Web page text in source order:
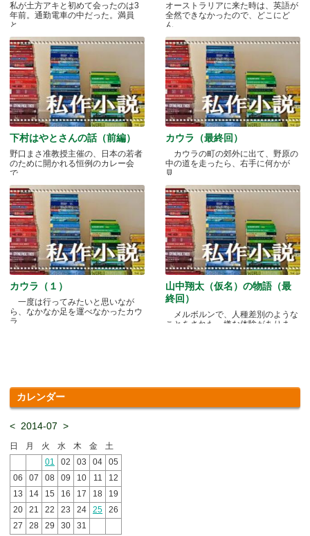
私が土方アキと初めて会ったのは3
年前。通勤電車の中だった。満員
と.....
オーストラリアに来た時は、英語が
全然できなかったので、どこにど
ん.....
下村はやとさんの話（前編）
野口まさ准教授主催の、日本の若者
のために開かれる恒例のカレー会
で.....
カウラ（最終回）
カウラの町の郊外に出て、野原の
中の道を走ったら、右手に何かが
見.....
カウラ（１）
一度は行ってみたいと思いなが
ら、なかなか足を運べなかったカウ
ラ.....
山中翔太（仮名）の物語（最
終回）
メルボルンで、人種差別のような
ことをされた、嫌な体験がありま
カレンダー
< 2014-07 >
日 月 火 水 木 金
土
01
02 03 04
05
06
07 08 09 10 11
12
13
14 15 16 17 18
19
20
21 22 23 24 25
26
27
28 29 30 31